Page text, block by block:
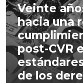
Veinte
hacia una
post-CVR
de los